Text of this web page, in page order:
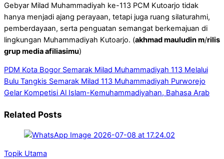
Gebyar Milad Muhammadiyah ke-113 PCM Kutoarjo tidak
hanya menjadi ajang perayaan, tetapi juga ruang silaturahmi,
pemberdayaan, serta penguatan semangat berkemajuan di
lingkungan Muhammadiyah Kutoarjo. (akhmad mauludin m/rilis
grup media afiliasimu)
PDM Kota Bogor Semarak Milad Muhammadiyah 113 Melalui
Bulu Tangkis Semarak Milad 113 Muhammadiyah Purworejo
Gelar Kompetisi Al Islam-Kemuhammadiyahan, Bahasa Arab
Related Posts
Topik Utama